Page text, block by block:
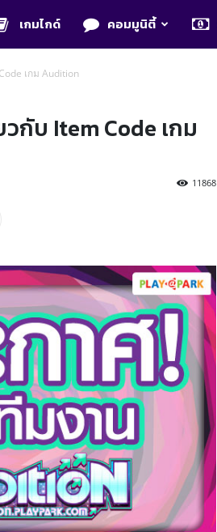
เกมไกด์ คอมมูนิตี้
เกม Audition
กับ Item Code เกม
11868